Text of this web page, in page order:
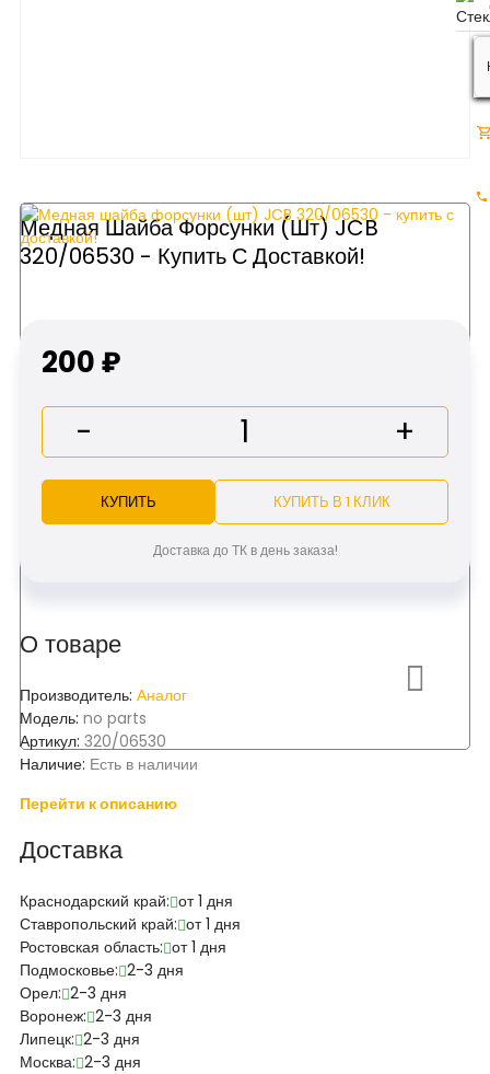
Медная Шайба Форсунки (шт) JCB
320/06530 - Купить С Доставкой!
О товаре
Производитель: Аналог
Модель: no parts
Артикул: 320/06530
Наличие: Есть в наличии
Перейти к описанию
Доставка
Краснодарский край: от 1 дня
Ставропольский край: от 1 дня
Ростовская область: от 1 дня
Подмосковье: 2-3 дня
Орел: 2-3 дня
Воронеж: 2-3 дня
Липецк: 2-3 дня
Москва: 2-3 дня
200 ₽
- +
КУПИТЬ КУПИТЬ В 1 КЛИК
Доставка до ТК в день заказа!